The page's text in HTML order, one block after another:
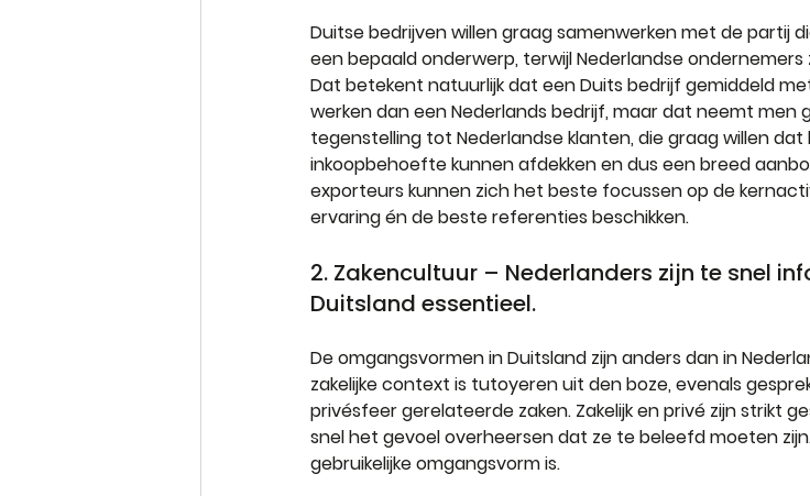
Duitse bedrijven willen graag samenwerken met de partij
een bepaald onderwerp, terwijl Nederlandse
Dat betekent natuurlijk dat een Duits bedrijf gemiddeld
werken dan een Nederlands bedrijf, maar dat neemt men
tegenstelling tot Nederlandse klanten, die graag willen
inkoopbehoefte kunnen afdekken en dus een breed
exporteurs kunnen zich het beste focussen op de
ervaring én de beste referenties beschikken.
2. Zakencultuur – Nederlanders zijn te snel
Duitsland essentieel.
De omgangsvormen in Duitsland zijn anders dan in
zakelijke context is tutoyeren uit den boze, evenals
privésfeer gerelateerde zaken. Zakelijk en privé zijn strikt
snel het gevoel overheersen dat ze te beleefd moeten
gebruikelijke omgangsvorm is.